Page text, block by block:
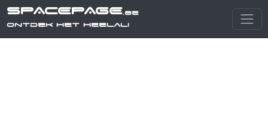
SPACEPAGE.be
Ontdek het heelal!